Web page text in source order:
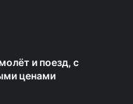
и поезд, с
ценами